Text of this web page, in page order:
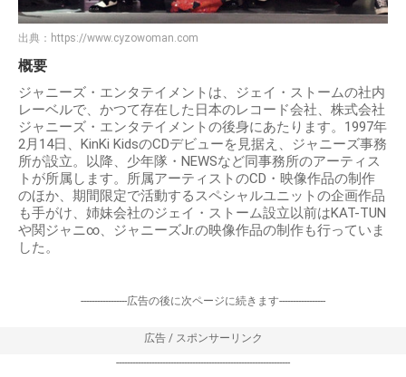
出典： https://www.cyzowoman.com
概要
ジャニーズ・エンタテイメントは、ジェイ・ストームの社内
レーベルで、かつて存在した日本のレコード会社、株式会社
ジャニーズ・エンタテイメントの後身にあたります。1997年
2月14日、KinKi KidsのCDデビューを見据え、ジャニーズ事務
所が設立。以降、少年隊・NEWSなど同事務所のアーティス
トが所属します。所属アーティストのCD・映像作品の制作
のほか、期間限定で活動するスペシャルユニットの企画作品
も手がけ、姉妹会社のジェイ・ストーム設立以前はKAT-TUN
や関ジャニ∞、ジャニーズJr.の映像作品の制作も行っていま
した。
-----------------広告の後に次ページに続きます-----------------
広告 / スポンサーリンク
----------------------------------------------------------------